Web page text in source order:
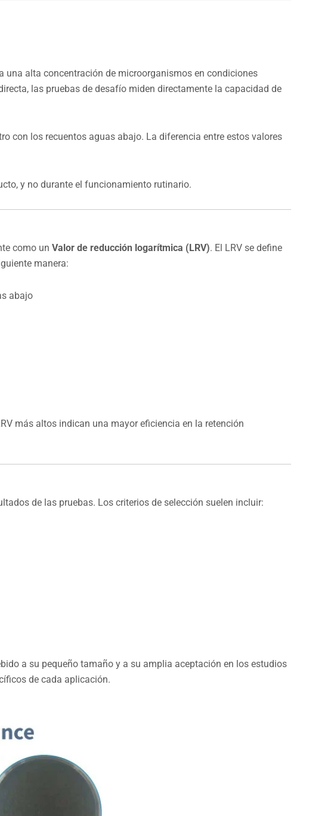
una alta concentración de microorganismos en condiciones
las pruebas de desafío miden directamente la capacidad de
con los recuentos aguas abajo. La diferencia entre estos valores
y no durante el funcionamiento rutinario.
como un Valor de reducción logarítmica (LRV). El LRV se define
manera:
abajo
más altos indican una mayor eficiencia en la retención
de las pruebas. Los criterios de selección suelen incluir:
a su pequeño tamaño y a su amplia aceptación en los estudios
de cada aplicación.